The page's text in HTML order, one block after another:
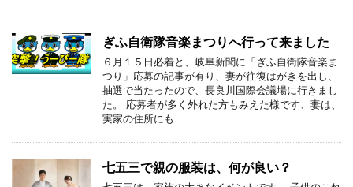
ぎふ自衛隊音楽まつりへ行って来ました
６月１５日必着と、岐阜新聞に「ぎふ自衛隊音楽ま
つり」応募の記事が有り、妻が往復はがきを出し、
抽選で当たったので、長良川国際会議場に行きまし
た。 応募者が多く外れた方もみえた様です、妻は、
実家の住所にも …
七五三で親の服装は、何が良い？